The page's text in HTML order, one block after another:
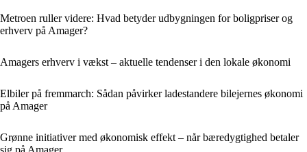
Metroen ruller videre: Hvad betyder udbygningen for boligpriser og
erhverv på Amager?
Amagers erhverv i vækst – aktuelle tendenser i den lokale økonomi
Elbiler på fremmarch: Sådan påvirker ladestandere bilejernes økonomi
på Amager
Grønne initiativer med økonomisk effekt – når bæredygtighed betaler
sig på Amager